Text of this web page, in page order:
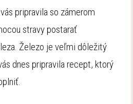
pripravila so zámerom
stravy postarať
Železo je veľmi dôležitý
dnes pripravila recept, ktorý